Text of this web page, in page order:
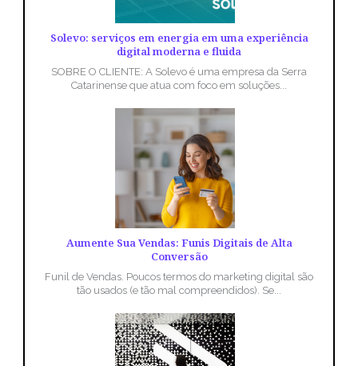
Solevo: serviços em energia em uma experiência
digital moderna e fluida
SOBRE O CLIENTE: A Solevo é uma empresa da Serra
Catarinense que atua com foco em soluções...
Aumente Sua Vendas: Funis Digitais de Alta
Conversão
Funil de Vendas. Poucos termos do marketing digital são
tão usados (e tão mal compreendidos). Se...